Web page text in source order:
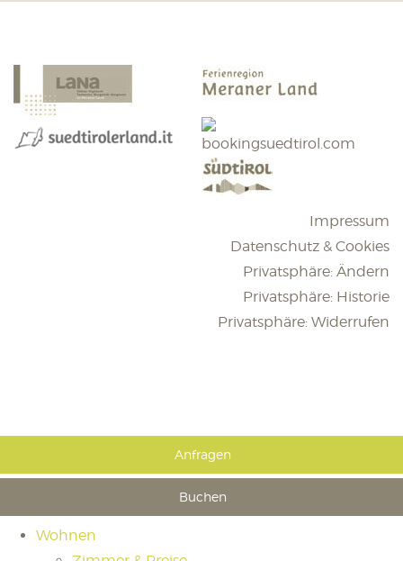
Impressum
Datenschutz & Cookies
Privatsphäre: Ändern
Privatsphäre: Historie
Privatsphäre: Widerrufen
Anfragen
Buchen
Wohnen